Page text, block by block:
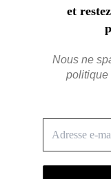
et
Nous ne
politique